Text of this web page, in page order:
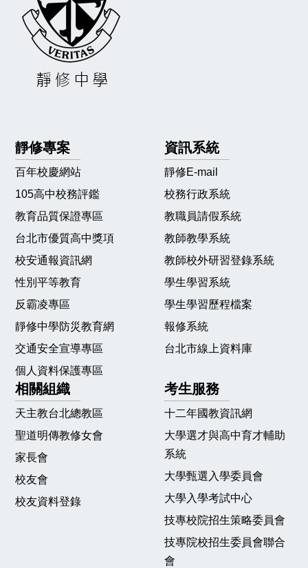
靜修專案
百年校慶網站
105高中校務評鑑
教育品質保證專區
台北市優質高中獎項
校安通報資訊網
性別平等教育
反霸凌專區
靜修中學防災教育網
交通安全宣導專區
個人資料保護專區
資訊系統
靜修E-mail
校務行政系統
教職員請假系統
教師教學系統
教師校外研習登錄系統
學生學習系統
學生學習歷程檔案
報修系統
台北市線上資料庫
相關組織
天主教台北總教區
聖道明傳教修女會
家長會
校友會
校友資料登錄
考生服務
十二年國教資訊網
大學選才與高中育才輔助
系統
大學甄選入學委員會
大學入學考試中心
技專校院招生策略委員會
技專院校招生委員會聯合
會